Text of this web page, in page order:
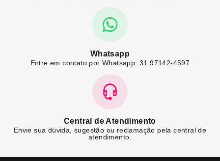
Whatsapp
Entre em contato por Whatsapp: 31 97142-4597
Central de Atendimento
Envie sua dúvida, sugestão ou reclamação pela central de
atendimento.